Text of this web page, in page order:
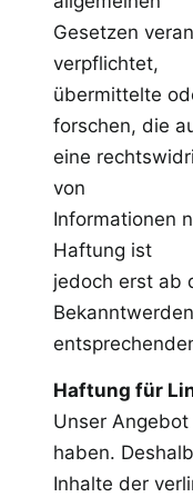
Gesetzen
verpflichtet,
übermittelte
forschen, die
eine
von
Informationen
Haftung ist
jedoch erst ab
Haftung für
Unser
haben.
Inhalte der